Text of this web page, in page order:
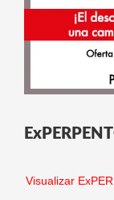
Visualizar